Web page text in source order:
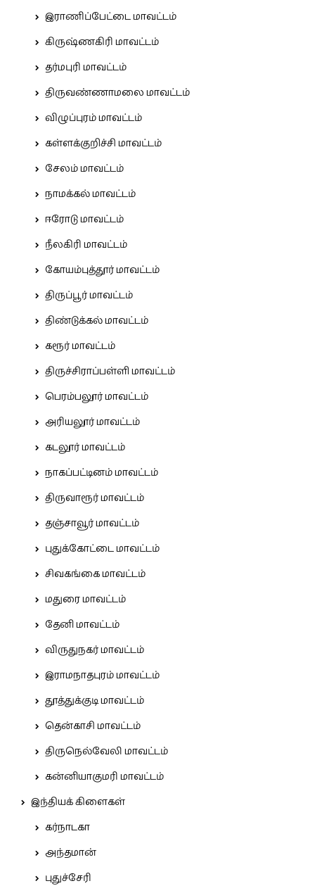
இராணிப்பேட்டை மாவட்டம்
கிருஷ்ணகிரி மாவட்டம்
தர்மபுரி மாவட்டம்
திருவண்ணாமலை மாவட்டம்
விழுப்புரம் மாவட்டம்
கள்ளக்குறிச்சி மாவட்டம்
சேலம் மாவட்டம்
நாமக்கல் மாவட்டம்
ஈரோடு மாவட்டம்
நீலகிரி மாவட்டம்
கோயம்புத்தூர் மாவட்டம்
திருப்பூர் மாவட்டம்
திண்டுக்கல் மாவட்டம்
கரூர் மாவட்டம்
திருச்சிராப்பள்ளி மாவட்டம்
பெரம்பலூர் மாவட்டம்
அரியலூர் மாவட்டம்
கடலூர் மாவட்டம்
நாகப்பட்டினம் மாவட்டம்
திருவாரூர் மாவட்டம்
தஞ்சாவூர் மாவட்டம்
புதுக்கோட்டை மாவட்டம்
சிவகங்கை மாவட்டம்
மதுரை மாவட்டம்
தேனி மாவட்டம்
விருதுநகர் மாவட்டம்
இராமநாதபுரம் மாவட்டம்
தூத்துக்குடி மாவட்டம்
தென்காசி மாவட்டம்
திருநெல்வேலி மாவட்டம்
கன்னியாகுமரி மாவட்டம்
இந்தியக் கிளைகள்
கர்நாடகா
அந்தமான்
புதுச்சேரி